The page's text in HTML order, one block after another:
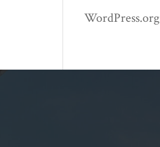
WordPress.org